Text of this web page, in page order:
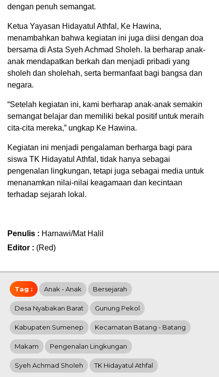
dengan penuh semangat.
Ketua Yayasan Hidayatul Athfal, Ke Hawina,
menambahkan bahwa kegiatan ini juga diisi dengan doa
bersama di Asta Syeh Achmad Sholeh. Ia berharap anak-
anak mendapatkan berkah dan menjadi pribadi yang
sholeh dan sholehah, serta bermanfaat bagi bangsa dan
negara.
“Setelah kegiatan ini, kami berharap anak-anak semakin
semangat belajar dan memiliki bekal positif untuk meraih
cita-cita mereka,” ungkap Ke Hawina.
Kegiatan ini menjadi pengalaman berharga bagi para
siswa TK Hidayatul Athfal, tidak hanya sebagai
pengenalan lingkungan, tetapi juga sebagai media untuk
menanamkan nilai-nilai keagamaan dan kecintaan
terhadap sejarah lokal.
Penulis : Harnawi/Mat Halil
Editor : (Red)
Tag : Anak - Anak Bersejarah
Desa Nyabakan Barat Gunung Pekol
Kabupaten Sumenep Kecamatan Batang - Batang
Makam Pengenalan Lingkungan
Syeh Achmad Sholeh TK Hidayatul Athfal